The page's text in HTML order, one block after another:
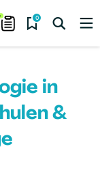
0
in
&